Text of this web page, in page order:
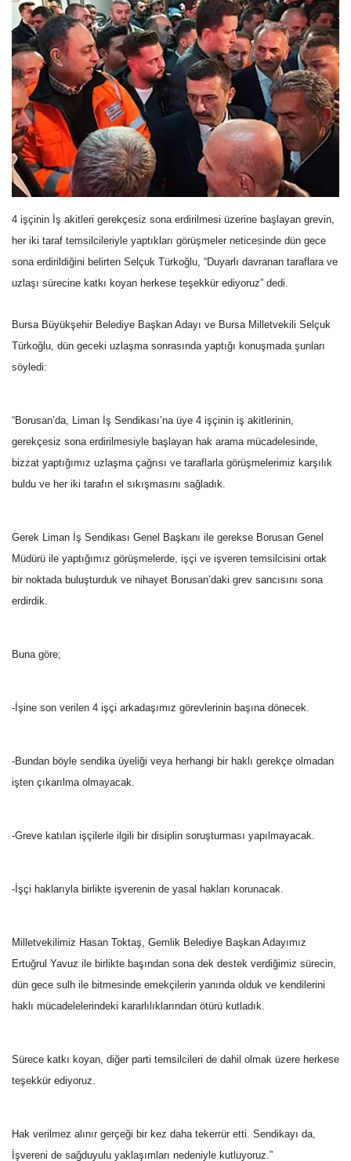
4 işçinin İş akitleri gerekçesiz sona erdirilmesi üzerine başlayan grevin,
her iki taraf temsilcileriyle yaptıkları görüşmeler neticesinde dün gece
sona erdirildiğini belirten Selçuk Türkoğlu, “Duyarlı davranan taraflara ve
uzlaşı sürecine katkı koyan herkese teşekkür ediyoruz” dedi.
Bursa Büyükşehir Belediye Başkan Adayı ve Bursa Milletvekili Selçuk
Türkoğlu, dün geceki uzlaşma sonrasında yaptığı konuşmada şunları
söyledi:
“Borusan’da, Liman İş Sendikası’na üye 4 işçinin iş akitlerinin,
gerekçesiz sona erdirilmesiyle başlayan hak arama mücadelesinde,
bizzat yaptığımız uzlaşma çağrısı ve taraflarla görüşmelerimiz karşılık
buldu ve her iki tarafın el sıkışmasını sağladık.
Gerek Liman İş Sendikası Genel Başkanı ile gerekse Borusan Genel
Müdürü ile yaptığımız görüşmelerde, işçi ve işveren temsilcisini ortak
bir noktada buluşturduk ve nihayet Borusan’daki grev sancısını sona
erdirdik.
Buna göre;
-İşine son verilen 4 işçi arkadaşımız görevlerinin başına dönecek.
-Bundan böyle sendika üyeliği veya herhangi bir haklı gerekçe olmadan
işten çıkarılma olmayacak.
-Greve katılan işçilerle ilgili bir disiplin soruşturması yapılmayacak.
-İşçi haklarıyla birlikte işverenin de yasal hakları korunacak.
Milletvekilimiz Hasan Toktaş, Gemlik Belediye Başkan Adayımız
Ertuğrul Yavuz ile birlikte başından sona dek destek verdiğimiz sürecin,
dün gece sulh ile bitmesinde emekçilerin yanında olduk ve kendilerini
haklı mücadelelerindeki kararlılıklarından ötürü kutladık.
Sürece katkı koyan, diğer parti temsilcileri de dahil olmak üzere herkese
teşekkür ediyoruz.
Hak verilmez alınır gerçeği bir kez daha tekerrür etti. Sendikayı da,
İşvereni de sağduyulu yaklaşımları nedeniyle kutluyoruz.”